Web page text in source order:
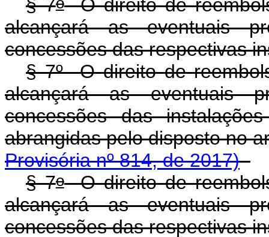
§ 7 O direito de
alcançará as eventuais
concessões das respectivas
§ 7º O direito de
alcançará as eventuais
concessões das
abrangidas pelo disposto no
Provisória nº 814, de 2017)
§ 7oO direito de
alcançará as eventuais
concessões das respectivas